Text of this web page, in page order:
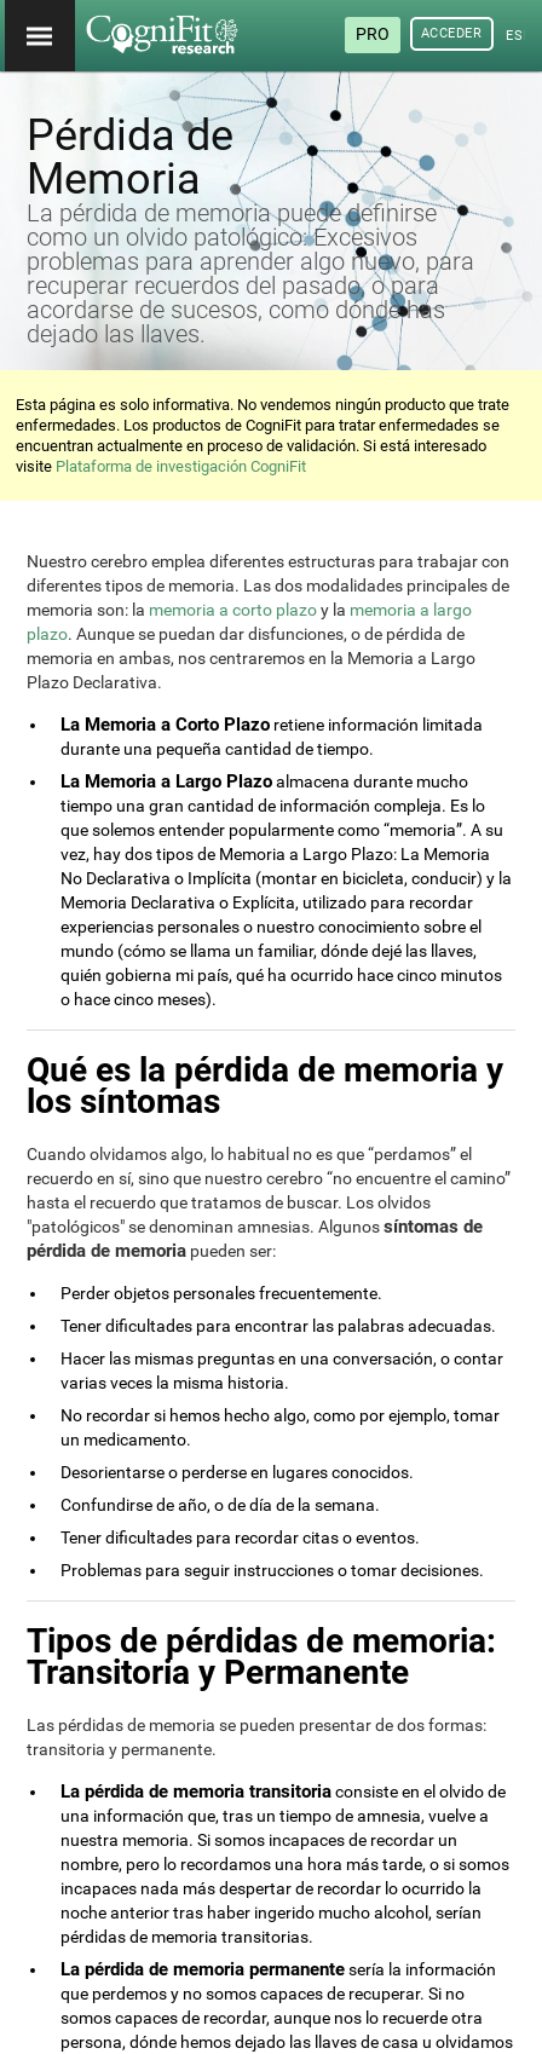
PRO ACCEDER
Pérdida de
Memoria
La pérdida de memoria puede definirse
como un olvido patológico: Excesivos
problemas para aprender algo nuevo, para
recuperar recuerdos del pasado, o para
acordarse de sucesos, como dónde has
dejado las llaves.
Esta página es solo informativa. No vendemos ningún producto que trate
enfermedades. Los productos de CogniFit para tratar enfermedades se
encuentran actualmente en proceso de validación. Si está interesado
visite Plataforma de investigación CogniFit
Nuestro cerebro emplea diferentes estructuras para trabajar con
diferentes tipos de memoria. Las dos modalidades principales de
memoria son: la memoria a corto plazoy la memoria a largo
plazo. Aunque se puedan dar disfunciones, o de pérdida de
memoria en ambas, nos centraremos en la Memoria a Largo
Plazo Declarativa.
La Memoria a Corto Plazo retiene información limitada
durante una pequeña cantidad de tiempo.
La Memoria a Largo Plazoalmacena durante mucho
tiempo una gran cantidad de información compleja. Es lo
que solemos entender popularmente como “memoria”. A su
vez, hay dos tipos de Memoria a Largo Plazo: La Memoria
No Declarativa o Implícita (montar en bicicleta, conducir) y la
Memoria Declarativa o Explícita, utilizado para recordar
experiencias personales o nuestro conocimiento sobre el
mundo (cómo se llama un familiar, dónde dejé las llaves,
quién gobierna mi país, qué ha ocurrido hace cinco minutos
o hace cinco meses).
Qué es la pérdida de memoria y
los síntomas
Cuando olvidamos algo, lo habitual no es que “perdamos” el
recuerdo en sí, sino que nuestro cerebro “no encuentre el camino”
hasta el recuerdo que tratamos de buscar. Los olvidos
"patológicos" se denominan amnesias. Algunossíntomas de
pérdida de memoria pueden ser:
Perder objetos personales frecuentemente.
Tener dificultades para encontrar las palabras adecuadas.
Hacer las mismas preguntas en una conversación, o contar
varias veces la misma historia.
No recordar si hemos hecho algo, como por ejemplo, tomar
un medicamento.
Desorientarse o perderse en lugares conocidos.
Confundirse de año, o de día de la semana.
Tener dificultades para recordar citas o eventos.
Problemas para seguir instrucciones o tomar decisiones.
Tipos de pérdidas de memoria:
Transitoria y Permanente
Las pérdidas de memoria se pueden presentar de dos formas:
transitoria y permanente.
La pérdida de memoria transitoriaconsiste en el olvido de
una información que, tras un tiempo de amnesia, vuelve a
nuestra memoria. Si somos incapaces de recordar un
nombre, pero lo recordamos una hora más tarde, o si somos
incapaces nada más despertar de recordar lo ocurrido la
noche anterior tras haber ingerido mucho alcohol, serían
pérdidas de memoria transitorias.
La pérdida de memoria permanentesería la información
que perdemos y no somos capaces de recuperar. Si no
somos capaces de recordar, aunque nos lo recuerde otra
persona, dónde hemos dejado las llaves de casa u olvidamos